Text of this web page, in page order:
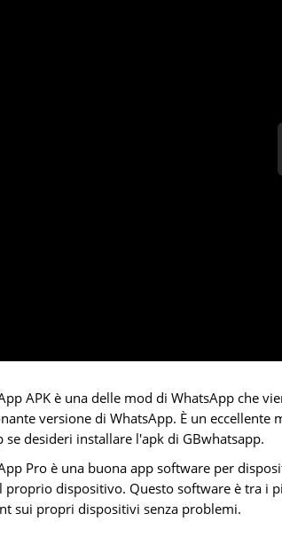
APK è una delle mod di WhatsApp che
versione di WhatsApp. È un
se desideri installare l'apk di GBwhatsapp.
Pro è una buona app software per
proprio dispositivo. Questo software è tra i
sui propri dispositivi senza problemi.